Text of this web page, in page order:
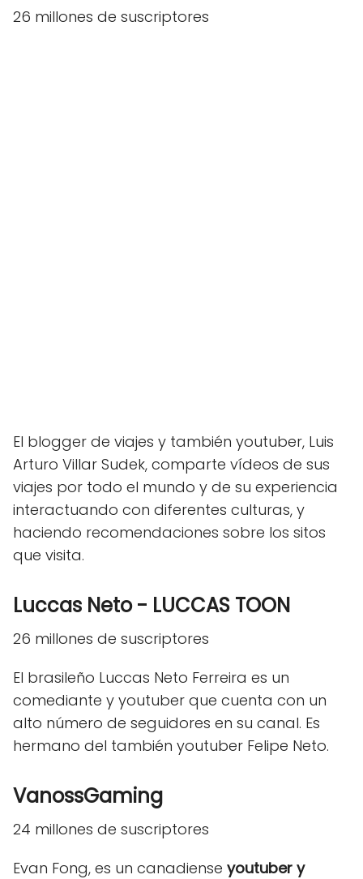
26 millones de suscriptores
El blogger de viajes y también youtuber, Luis
Arturo Villar Sudek, comparte vídeos de sus
viajes por todo el mundo y de su experiencia
interactuando con diferentes culturas, y
haciendo recomendaciones sobre los sitos
que visita.
Luccas Neto - LUCCAS TOON
26 millones de suscriptores
El brasileño Luccas Neto Ferreira es un
comediante y youtuber que cuenta con un
alto número de seguidores en su canal. Es
hermano del también youtuber Felipe Neto.
VanossGaming
24 millones de suscriptores
Evan Fong, es un canadiense youtuber y